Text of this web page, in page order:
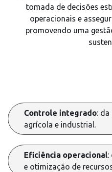
tomada de decisões
operacionais e
promovendo uma
Controle integrado:
agrícola e industrial.
Eficiência operacional:
e otimização de